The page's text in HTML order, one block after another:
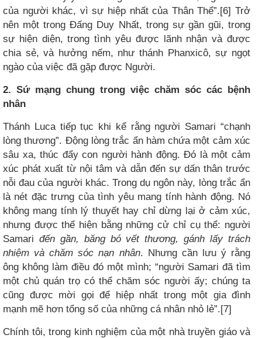
của người khác, vì sự hiệp nhất của Thân Thể”.[6] Trở
nên một trong Đấng Duy Nhất, trong sự gần gũi, trong
sự hiện diện, trong tình yêu được lãnh nhận và được
chia sẻ, và hưởng nếm, như thánh Phanxicô, sự ngọt
ngào của việc đã gặp được Người.
2. Sứ mạng chung trong việc chăm sóc các bệnh
nhân
Thánh Luca tiếp tục khi kể rằng người Samari “chạnh
lòng thương”. Động lòng trắc ẩn hàm chứa một cảm xúc
sâu xa, thúc đẩy con người hành động. Đó là một cảm
xúc phát xuất từ nội tâm và dẫn đến sự dấn thân trước
nỗi đau của người khác. Trong dụ ngôn này, lòng trắc ẩn
là nét đặc trưng của tình yêu mang tính hành động. Nó
không mang tính lý thuyết hay chỉ dừng lại ở cảm xúc,
nhưng được thể hiện bằng những cử chỉ cụ thể: người
Samari đến gần, băng bó vết thương, gánh lấy trách
nhiệm và chăm sóc nạn nhân. Nhưng cần lưu ý rằng
ông không làm điều đó một mình; “người Samari đã tìm
một chủ quán trọ có thể chăm sóc người ấy; chúng ta
cũng được mời gọi để hiệp nhất trong một gia đình
mạnh mẽ hơn tổng số của những cá nhân nhỏ lẻ”.[7]
Chính tôi, trong kinh nghiệm của một nhà truyền giáo và